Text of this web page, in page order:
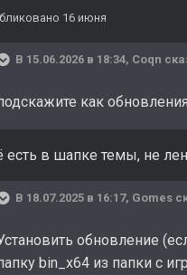
16 июня
В 15.06.2026 в 18:34, Coqn
как
есть в шапке темы, не
В 18.07.2025 в 16:17, Gomes
обновление
bin_x64 из папки с